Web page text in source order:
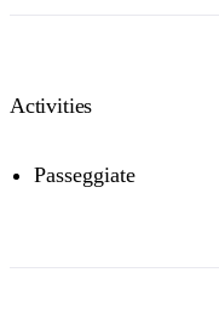
Activities
Passeggiate